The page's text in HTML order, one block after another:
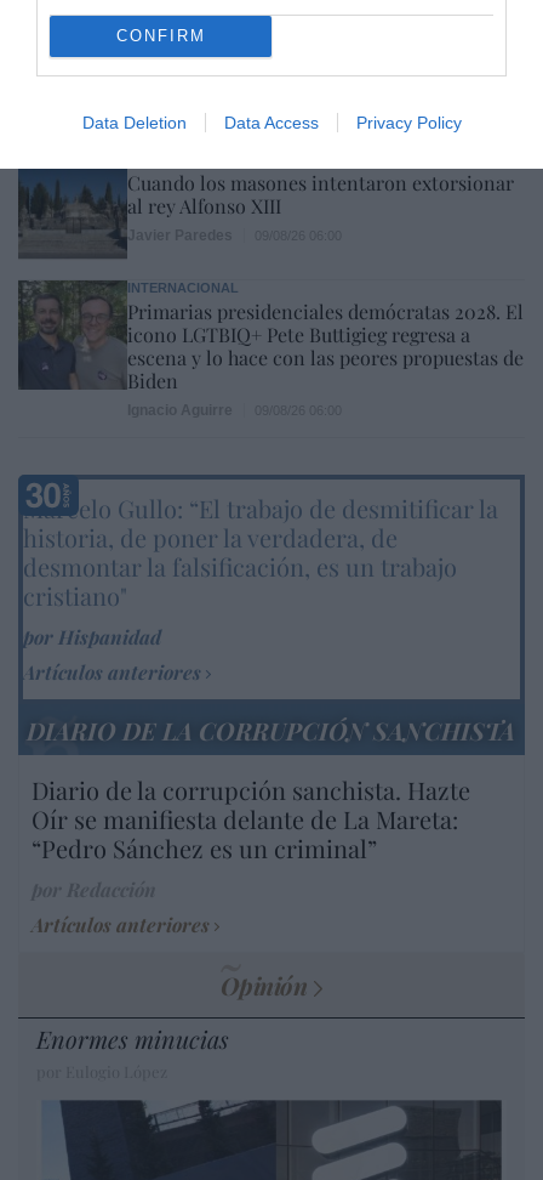
CONFIRM
Data Deletion Data Access Privacy Policy
Los cambios del Papa León XIV: lentos pero
acertados
Cuando los masones intentaron extorsionar
al rey Alfonso XIII
INTERNACIONAL
Primarias presidenciales demócratas 2028. El
icono LGTBIQ+ Pete Buttigieg regresa a
escena y lo hace con las peores propuestas de
Biden
Marcelo Gullo: “El trabajo de desmitificar la
historia, de poner la verdadera, de
desmontar la falsificación, es un trabajo
cristiano"
por Hispanidad
Artículos anteriores
DIARIO DE LA CORRUPCIÓN SANCHISTA
Diario de la corrupción sanchista. Hazte
Oír se manifiesta delante de La Mareta:
“Pedro Sánchez es un criminal”
Artículos anteriores
Opinión
Enormes minucias